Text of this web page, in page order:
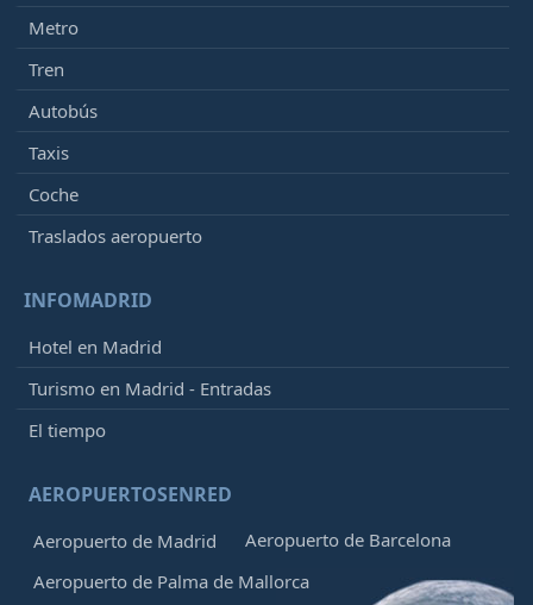
Metro
Tren
Autobús
Taxis
Coche
Traslados aeropuerto
INFOMADRID
Hotel en Madrid
Turismo en Madrid - Entradas
El tiempo
AEROPUERTOSENRED
Aeropuerto de Madrid
Aeropuerto de Barcelona
Aeropuerto de Palma de Mallorca